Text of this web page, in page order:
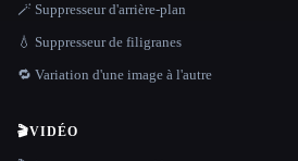
🪄 Suppresseur d'arrière-plan
💧 Suppresseur de filigranes
🔁 Variation d'une image à l'autre
🎬VIDÉO